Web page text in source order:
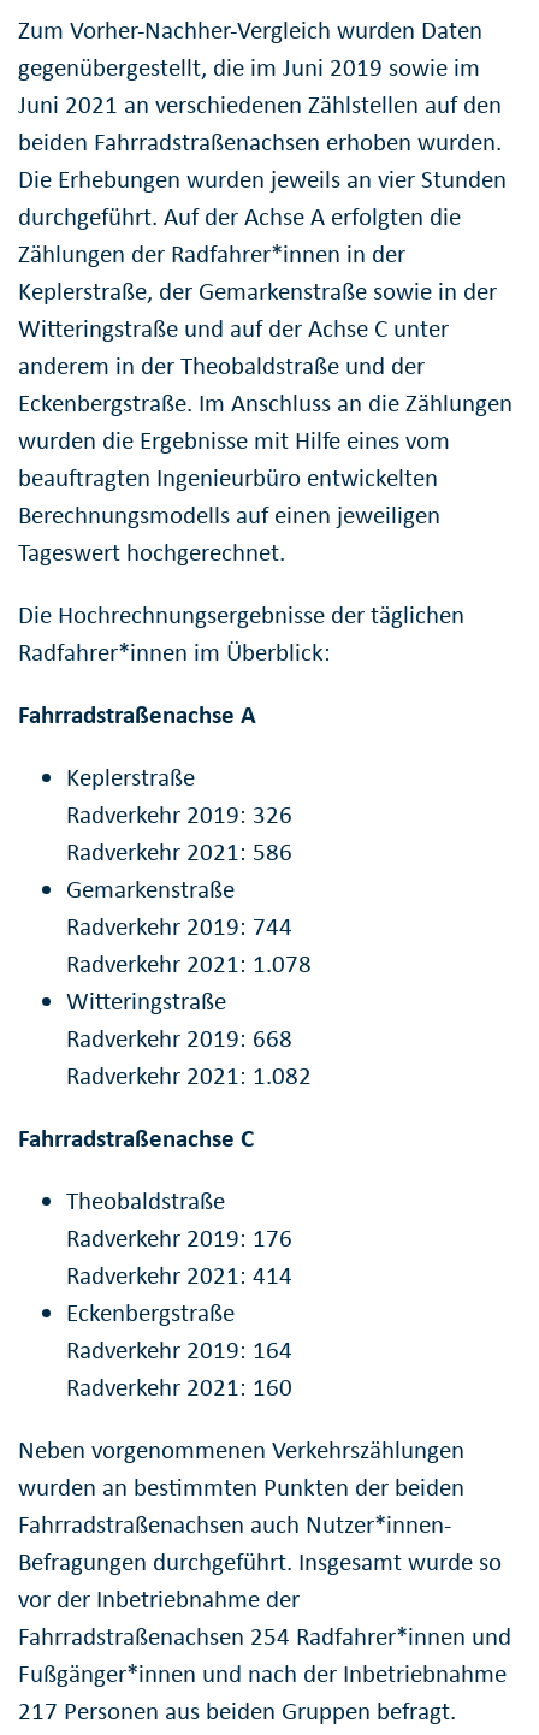
Zum Vorher-Nachher-Vergleich wurden Daten
gegenübergestellt, die im Juni 2019 sowie im
Juni 2021 an verschiedenen Zählstellen auf den
beiden Fahrradstraßenachsen erhoben wurden.
Die Erhebungen wurden jeweils an vier Stunden
durchgeführt. Auf der Achse A erfolgten die
Zählungen der Radfahrer*innen in der
Keplerstraße, der Gemarkenstraße sowie in der
Witteringstraße und auf der Achse C unter
anderem in der Theobaldstraße und der
Eckenbergstraße. Im Anschluss an die Zählungen
wurden die Ergebnisse mit Hilfe eines vom
beauftragten Ingenieurbüro entwickelten
Berechnungsmodells auf einen jeweiligen
Tageswert hochgerechnet.
Die Hochrechnungsergebnisse der täglichen
Radfahrer*innen im Überblick:
Fahrradstraßenachse A
Keplerstraße
Radverkehr 2019: 326
Radverkehr 2021: 586
Gemarkenstraße
Radverkehr 2019: 744
Radverkehr 2021: 1.078
Witteringstraße
Radverkehr 2019: 668
Radverkehr 2021: 1.082
Fahrradstraßenachse C
Theobaldstraße
Radverkehr 2019: 176
Radverkehr 2021: 414
Eckenbergstraße
Radverkehr 2019: 164
Radverkehr 2021: 160
Neben vorgenommenen Verkehrszählungen
wurden an bestimmten Punkten der beiden
Fahrradstraßenachsen auch Nutzer*innen-
Befragungen durchgeführt. Insgesamt wurde so
vor der Inbetriebnahme der
Fahrradstraßenachsen 254 Radfahrer*innen und
Fußgänger*innen und nach der Inbetriebnahme
217 Personen aus beiden Gruppen befragt.